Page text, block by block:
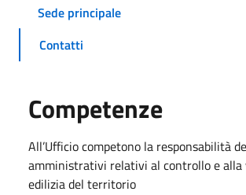
Sede principale
Contatti
Competenze
All’Ufficio competono la responsabilità
amministrativi relativi al controllo e alla
edilizia del territorio